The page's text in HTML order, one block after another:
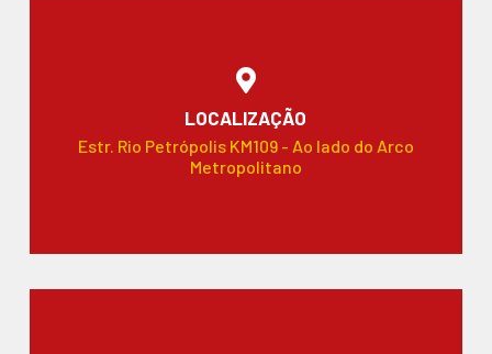
LOCALIZAÇÃO
Estr. Rio Petrópolis KM109 - Ao lado do Arco
Metropolitano